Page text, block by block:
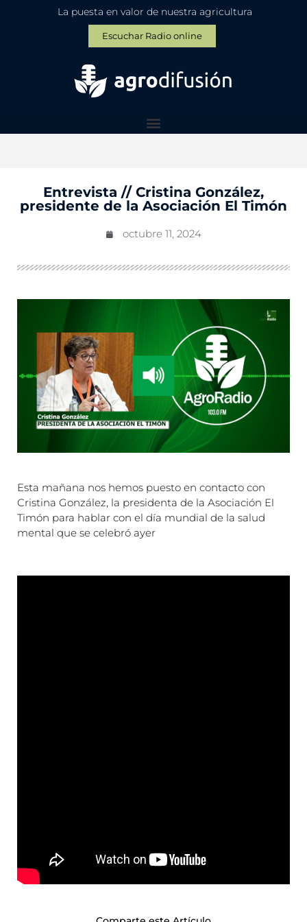
La puesta en valor de nuestra agricultura
Escuchar Radio online
Entrevista // Cristina González,
presidente de la Asociación El Timón
octubre 11, 2024
Esta mañana nos hemos puesto en contacto con
Cristina González, la presidenta de la Asociación El
Timón para hablar con el día mundial de la salud
mental que se celebró ayer